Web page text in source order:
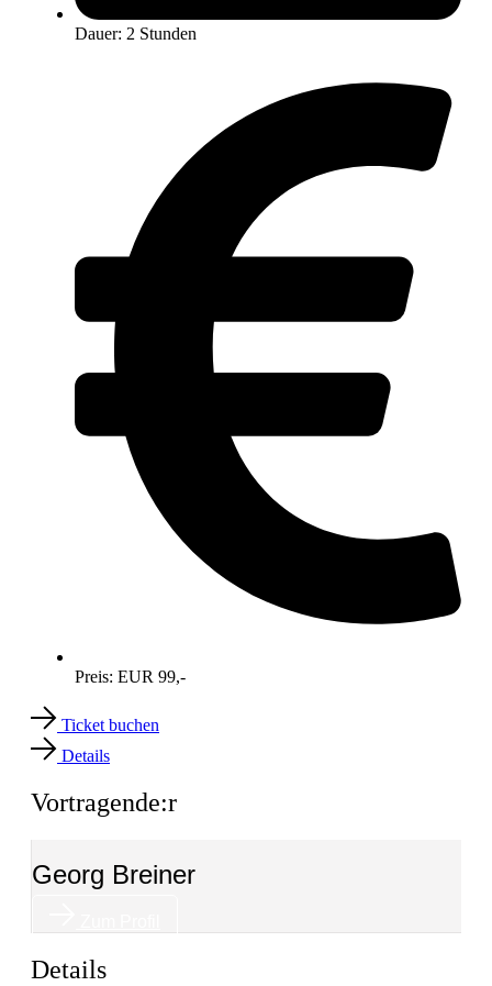
Dauer: 2 Stunden
Preis: EUR 99,-
Ticket buchen
Details
Vortragende:r
Georg Breiner
Details